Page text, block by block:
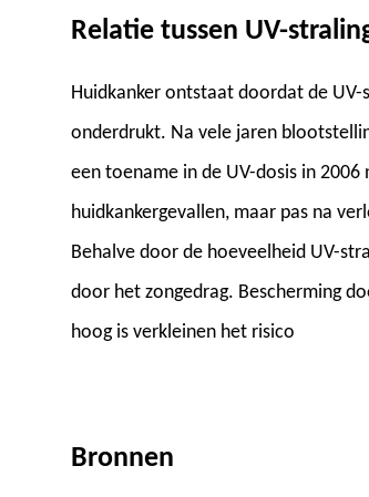
Relatie tussen UV-
Huidkanker ontstaat doordat de
onderdrukt. Na vele jaren
een toename in de UV-dosis in
huidkankergevallen, maar pas na
Behalve door de hoeveelheid UV-
door het zongedrag. Bescherming
hoog is verkleinen het risico
Bronnen